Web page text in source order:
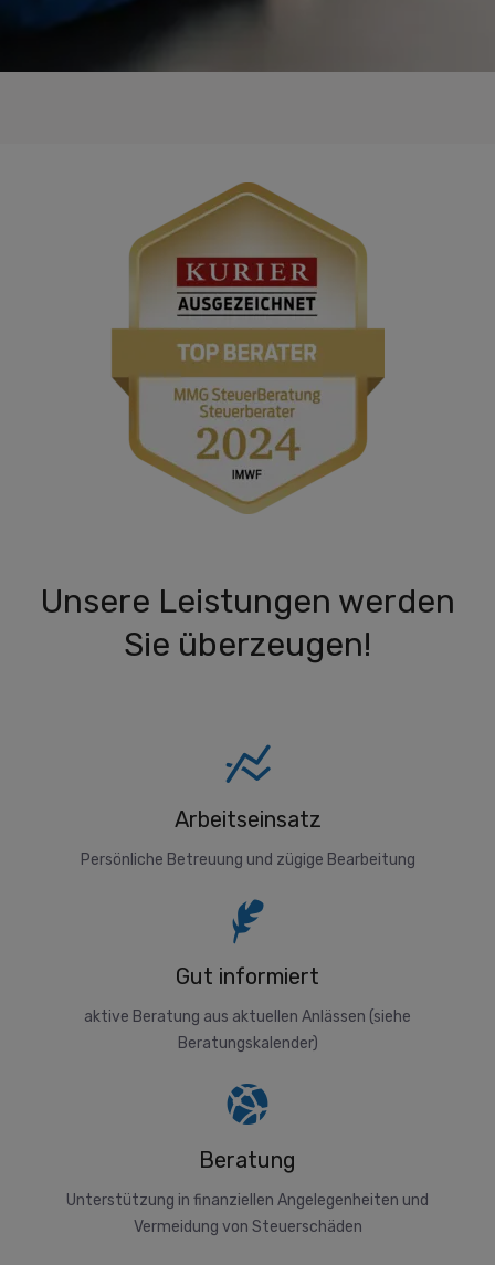
Unsere Leistungen werden
Sie überzeugen!
Arbeitseinsatz
Persönliche Betreuung und zügige Bearbeitung
Gut informiert
aktive Beratung aus aktuellen Anlässen (siehe
Beratungskalender)
Beratung
Unterstützung in finanziellen Angelegenheiten und
Vermeidung von Steuerschäden